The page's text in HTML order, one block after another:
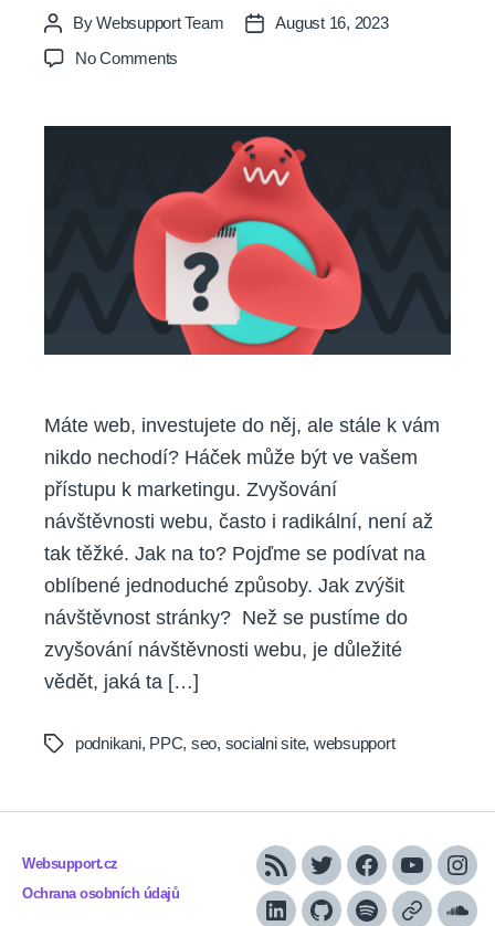
Post
author
ByWebsupport Team
PostAugust 16, 2023
No Comments
návštěvnost
webu?
Využijte
PPC
sociální
sítě
Máte web, investujete do něj, ale stále k vám
nikdo nechodí? Háček může být ve vašem
přístupu k marketingu. Zvyšování
návštěvnosti webu, často i radikální, není až
tak těžké. Jak na to? Pojďme se podívat na
oblíbené jednoduché způsoby. Jak zvýšit
návštěvnost stránky? Než se pustíme do
zvyšování návštěvnosti webu, je důležité
vědět, jaká ta […]
Tags podnikani, PPC, seo, socialni site, websupport
Websupport.cz
Ochrana osobních údajů
RSS TwitterFacebook
YouTube